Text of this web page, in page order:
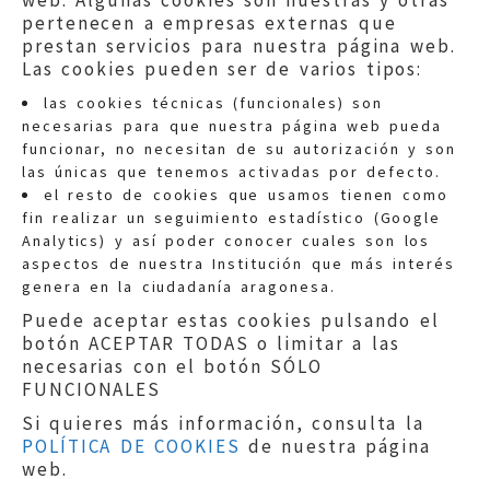
pertenecen a empresas externas que
prestan servicios para nuestra página web.
Las cookies pueden ser de varios tipos:
las cookies técnicas (funcionales) son
necesarias para que nuestra página web pueda
funcionar, no necesitan de su autorización y son
las únicas que tenemos activadas por defecto.
el resto de cookies que usamos tienen como
fin realizar un seguimiento estadístico (Google
Analytics) y así poder conocer cuales son los
aspectos de nuestra Institución que más interés
genera en la ciudadanía aragonesa.
Puede aceptar estas cookies pulsando el
botón ACEPTAR TODAS o limitar a las
necesarias con el botón SÓLO
FUNCIONALES
Si quieres más información, consulta la
POLÍTICA DE COOKIES de nuestra página
web.
Quejas:quejas@eljusticiadearagon.es
Información general:
informacion@eljusticiadearagon.es
Teléfonos:900 210 210/
Aviso legal|Política de privacidad|